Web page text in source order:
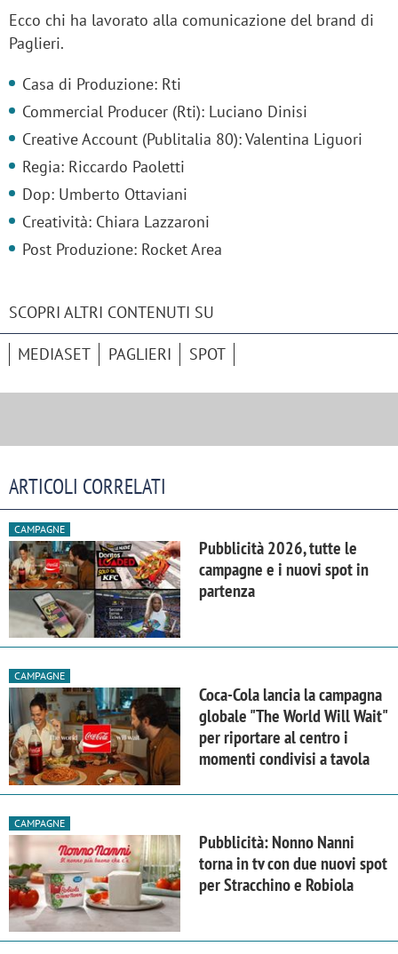
Ecco chi ha lavorato alla comunicazione del brand di
Paglieri.
Casa di Produzione: Rti
Commercial Producer (Rti): Luciano Dinisi
Creative Account (Publitalia 80): Valentina Liguori
Regia: Riccardo Paoletti
Dop: Umberto Ottaviani
Creatività: Chiara Lazzaroni
Post Produzione: Rocket Area
SCOPRI ALTRI CONTENUTI SU
MEDIASET PAGLIERI SPOT
ARTICOLI CORRELATI
CAMPAGNE
Pubblicità 2026, tutte le
campagne e i nuovi spot in
partenza
CAMPAGNE
Coca-Cola lancia la campagna
globale "The World Will Wait"
per riportare al centro i
momenti condivisi a tavola
CAMPAGNE
Pubblicità: Nonno Nanni
torna in tv con due nuovi spot
per Stracchino e Robiola